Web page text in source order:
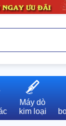
Máy dò
kim loại